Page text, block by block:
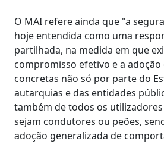
O MAI refere ainda que "a
hoje entendida como uma
partilhada, na medida em que
compromisso efetivo e a adoção
concretas não só por parte do
autarquias e das entidades
também de todos os
sejam condutores ou peões,
adoção generalizada de